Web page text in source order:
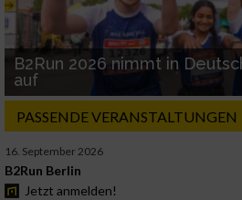
B2Run 2026 nimmt in
auf
PASSENDE VERANSTALTUNGEN
16. September 2026
B2Run Berlin
Jetzt anmelden!